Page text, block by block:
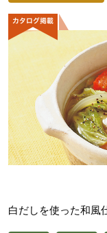
白だしを使った和風